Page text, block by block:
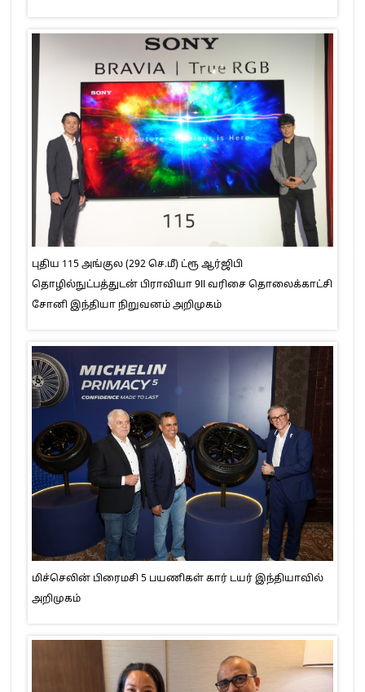
புதிய 115 அங்குல (292 செ.மீ) ட்ரூ ஆர்ஜிபி
தொழில்நுட்பத்துடன் பிராவியா 9II வரிசை தொலைக்காட்சி
சோனி இந்தியா நிறுவனம் அறிமுகம்
மிச்செலின் பிரைமசி 5 பயணிகள் கார் டயர் இந்தியாவில்
அறிமுகம்